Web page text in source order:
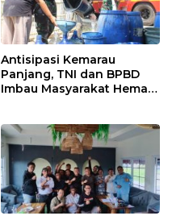
Antisipasi Kemarau
Panjang, TNI dan BPBD
Imbau Masyarakat Hemat